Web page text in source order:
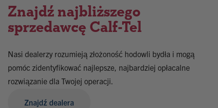
Znajdź najbliższego
sprzedawcę Calf-Tel
Nasi dealerzy rozumieją złożoność hodowli bydła i mogą
pomóc zidentyfikować najlepsze, najbardziej opłacalne
rozwiązanie dla Twojej operacji.
Znajdź dealera